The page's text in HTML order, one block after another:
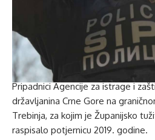
Pripadnici Agencije za istrage i
državljanina Crne Gore na
Trebinja, za kojim je Županijsko
raspisalo potjernicu 2019. godine.